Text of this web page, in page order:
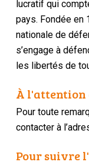
lucratif qui
pays. Fondée en
nationale de
s’engage à
les libertés de
À l'attention
Pour toute
contacter à
Pour suivre